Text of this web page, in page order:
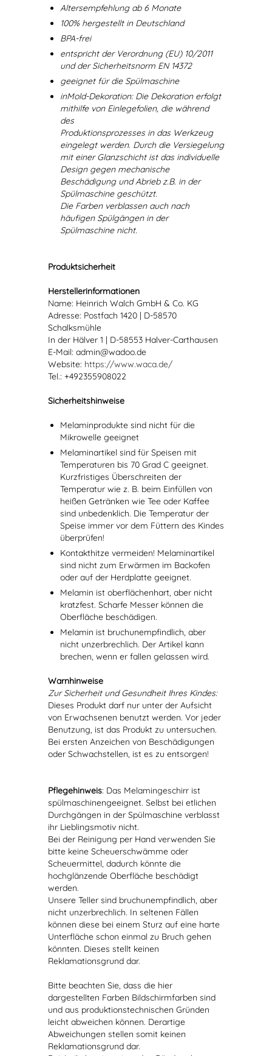
Altersempfehlung ab 6 Monate
100% hergestellt in Deutschland
BPA-frei
entspricht der Verordnung (EU) 10/2011
und der Sicherheitsnorm EN 14372
geeignet für die Spülmaschine
inMold-Dekoration: Die Dekoration erfolgt
mithilfe von Einlegefolien, die während
des
Produktionsprozesses in das Werkzeug
eingelegt werden. Durch die Versiegelung
mit einer Glanzschicht ist das individuelle
Design gegen mechanische
Beschädigung und Abrieb z.B. in der
Spülmaschine geschützt.
Die Farben verblassen auch nach
häufigen Spülgängen in der
Spülmaschine nicht.
Produktsicherheit
Herstellerinformationen
Name: Heinrich Walch GmbH & Co. KG
Adresse: Postfach 1420 | D-58570
Schalksmühle
In der Hälver 1 | D-58553 Halver-Carthausen
E-Mail: admin@wadoo.de
Website: https://www.waca.de/
Tel.: +492355908022
Sicherheitshinweise
Melaminprodukte sind nicht für die
Mikrowelle geeignet
Melaminartikel sind für Speisen mit
Temperaturen bis 70 Grad C geeignet.
Kurzfristiges Überschreiten der
Temperatur wie z. B. beim Einfüllen von
heißen Getränken wie Tee oder Kaffee
sind unbedenklich. Die Temperatur der
Speise immer vor dem Füttern des Kindes
überprüfen!
Kontakthitze vermeiden! Melaminartikel
sind nicht zum Erwärmen im Backofen
oder auf der Herdplatte geeignet.
Melamin ist oberflächenhart, aber nicht
kratzfest. Scharfe Messer können die
Oberfläche beschädigen.
Melamin ist bruchunempfindlich, aber
nicht unzerbrechlich. Der Artikel kann
brechen, wenn er fallen gelassen wird.
Warnhinweise
Zur Sicherheit und Gesundheit Ihres Kindes:
Dieses Produkt darf nur unter der Aufsicht
von Erwachsenen benutzt werden. Vor jeder
Benutzung, ist das Produkt zu untersuchen.
Bei ersten Anzeichen von Beschädigungen
oder Schwachstellen, ist es zu entsorgen!
Pflegehinweis: Das Melamingeschirr ist
spülmaschinengeeignet. Selbst bei etlichen
Durchgängen in der Spülmaschine verblasst
ihr Lieblingsmotiv nicht.
Bei der Reinigung per Hand verwenden Sie
bitte keine Scheuerschwämme oder
Scheuermittel, dadurch könnte die
hochglänzende Oberfläche beschädigt
werden.
Unsere Teller sind bruchunempfindlich, aber
nicht unzerbrechlich. In seltenen Fällen
können diese bei einem Sturz auf eine harte
Unterfläche schon einmal zu Bruch gehen
könnten. Dieses stellt keinen
Reklamationsgrund dar.
Bitte beachten Sie, dass die hier
dargestellten Farben Bildschirmfarben sind
und aus produktionstechnischen Gründen
leicht abweichen können. Derartige
Abweichungen stellen somit keinen
Reklamationsgrund dar.